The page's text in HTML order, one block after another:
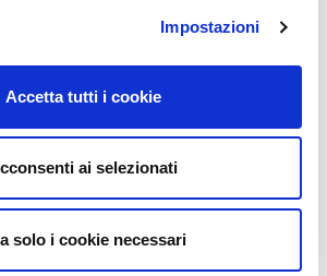
Impostazioni
Accetta tutti i cookie
ai selezionati
solo i cookie necessari